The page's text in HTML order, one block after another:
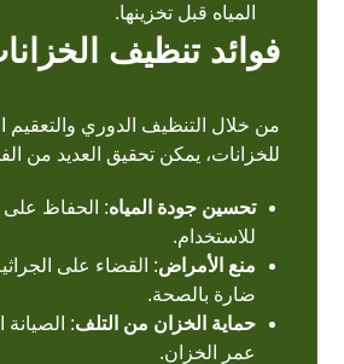
المياه قبل تخزينها.
فوائد تنظيف
من خلال التنظيف الدوري والتعقيم
للخزانات، يمكن تحقيق العديد من
تحسين جودة المياه: الحفاظ على
للاستخدام.
منع الأمراض: القضاء على
ضارة بالصحة.
حماية الخزان من التلف:
عمر الخزان.